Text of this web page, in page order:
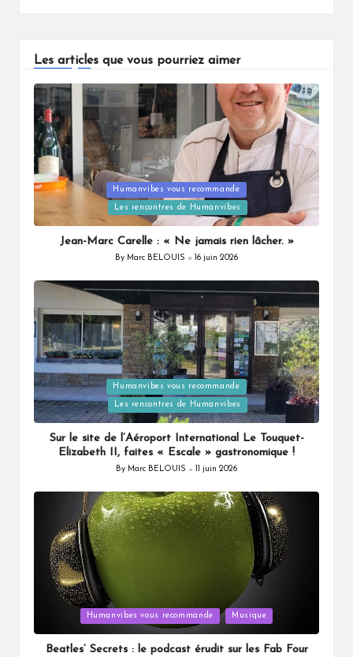
Les articles que vous pourriez aimer
Posted
Humanvibes vous recommande
Les rencontres de Humanvibes
Jean-Marc Carelle : « Ne jamais rien lâcher. »
Posted
By Marc BELOUIS 16 juin 2026
Posted
in
Humanvibes vous recommande
Les rencontres de Humanvibes
Sur le site de l’Aéroport International Le Touquet-
Elizabeth II, faites « Escale » gastronomique !
Posted
By Marc BELOUIS 11 juin 2026
in
Humanvibes vous recommande Musique
Beatles’ Secrets : le podcast érudit sur les Fab Four